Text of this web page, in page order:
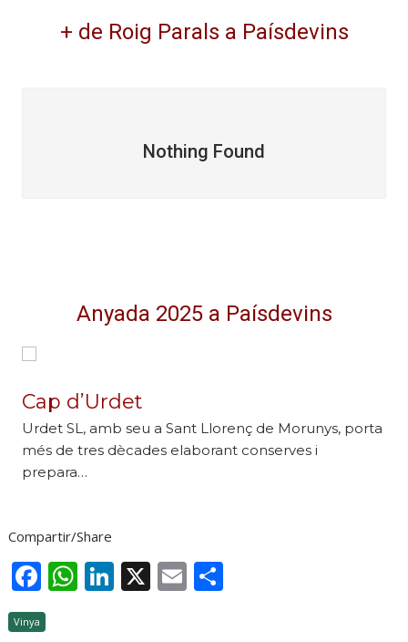
+ de Roig Parals a Paísdevins
Nothing Found
Anyada 2025 a Paísdevins
Cap d’Urdet
Urdet SL, amb seu a Sant Llorenç de Morunys, porta
més de tres dècades elaborant conserves i
prepara…
Compartir/Share
F
ac
W Li X E
Vinya